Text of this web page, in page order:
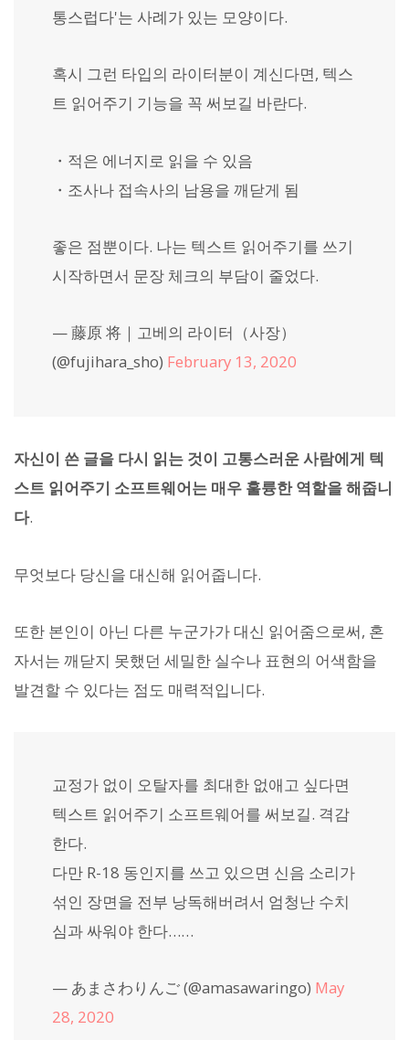
통스럽다'는 사례가 있는 모양이다.
혹시 그런 타입의 라이터분이 계신다면, 텍스
트 읽어주기 기능을 꼭 써보길 바란다.
・적은 에너지로 읽을 수 있음
・조사나 접속사의 남용을 깨닫게 됨
좋은 점뿐이다. 나는 텍스트 읽어주기를 쓰기
시작하면서 문장 체크의 부담이 줄었다.
— 藤原 将｜고베의 라이터（사장）
(@fujihara_sho) February 13, 2020
자신이 쓴 글을 다시 읽는 것이 고통스러운 사람에게 텍
스트 읽어주기 소프트웨어는 매우 훌륭한 역할을 해줍니
다.
무엇보다 당신을 대신해 읽어줍니다.
또한 본인이 아닌 다른 누군가가 대신 읽어줌으로써, 혼
자서는 깨닫지 못했던 세밀한 실수나 표현의 어색함을
발견할 수 있다는 점도 매력적입니다.
교정가 없이 오탈자를 최대한 없애고 싶다면
텍스트 읽어주기 소프트웨어를 써보길. 격감
한다.
다만 R-18 동인지를 쓰고 있으면 신음 소리가
섞인 장면을 전부 낭독해버려서 엄청난 수치
심과 싸워야 한다……
— あまさわりんご (@amasawaringo) May
28, 2020